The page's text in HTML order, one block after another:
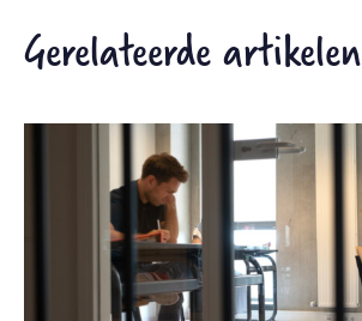
Gerelateerde artikelen